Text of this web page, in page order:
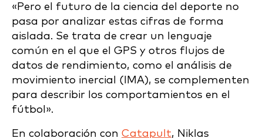
«Pero el futuro de la ciencia del deporte no
pasa por analizar estas cifras de forma
aislada. Se trata de crear un lenguaje
común en el que el GPS y otros flujos de
datos de rendimiento, como el análisis de
movimiento inercial (IMA), se complementen
para describir los comportamientos en el
fútbol».
En colaboración con Catapult, Niklas